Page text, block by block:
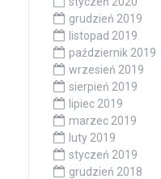
grudzień 2019
listopad 2019
październik 2019
wrzesień 2019
sierpień 2019
lipiec 2019
marzec 2019
luty 2019
styczeń 2019
grudzień 2018